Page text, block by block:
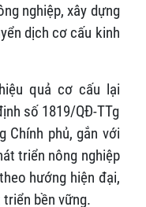
nghiệp, xây dựng
dịch cơ cấu kinh
quả cơ cấu lại
số 1819/QĐ-TTg
Chính phủ, gắn với
triển nông nghiệp
hướng hiện đại,
bền vững.